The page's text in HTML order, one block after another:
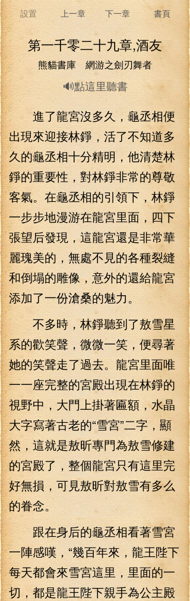
設置 上一章 下一章 書頁
第一千零二十九章,酒友
熊貓書庫 網游之劍刃舞者
🔊點這里聽書
進了龍宮沒多久，龜丞相便
出現來迎接林錚，活了不知道多
久的龜丞相十分精明，他清楚林
錚的重要性，對林錚非常的尊敬
客氣。在龜丞相的引領下，林錚
一步步地漫游在龍宮里面，四下
張望后發現，這龍宮還是非常華
麗瑰美的，無處不見的各種裂縫
和倒塌的雕像，意外的還給龍宮
添加了一份滄桑的魅力。
不多時，林錚聽到了敖雪星
系的歡笑聲，微微一笑，便尋著
她的笑聲走了過去。龍宮里面唯
一一座完整的宮殿出現在林錚的
視野中，大門上掛著匾額，水晶
大字寫著古老的“雪宮”二字，顯
然，這就是敖昕專門為敖雪修建
的宮殿了，整個龍宮只有這里完
好無損，可見敖昕對敖雪有多么
的眷念。
跟在身后的龜丞相看著雪宮
一陣感嘆，“幾百年來，龍王陛下
每天都會來雪宮這里，里面的一
切，都是龍王陛下親手為公主殿